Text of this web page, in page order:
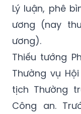
Lý luận, phê
ương (nay
ương).
Thiếu tướng
Thường vụ
tịch Thường
Công an.